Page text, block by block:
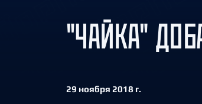
"ЧАЙКА"
29 ноября 2018 г.